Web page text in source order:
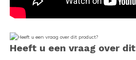
Heeft u een vraag over